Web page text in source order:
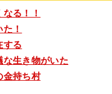
る！！
！
する
な生き物がいた
金持ち村